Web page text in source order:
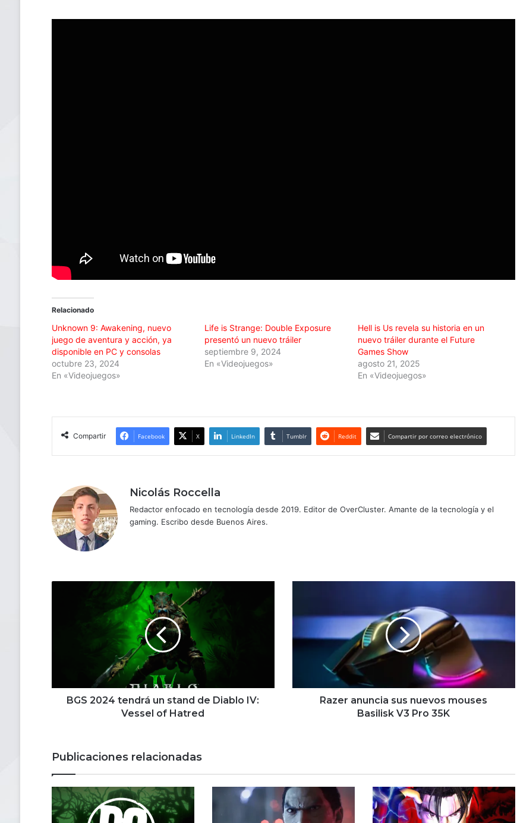
Relacionado
Unknown 9: Awakening, nuevo
juego de aventura y acción, ya
disponible en PC y consolas
octubre 23, 2024
En «Videojuegos»
Life is Strange: Double Exposure
presentó un nuevo tráiler
septiembre 9, 2024
En «Videojuegos»
Hell is Us revela su historia en un
nuevo tráiler durante el Future
Games Show
agosto 21, 2025
En «Videojuegos»
Compartir Facebook X LinkedIn Tumblr Reddit Compartir por correo electrónico
Nicolás Roccella
Redactor enfocado en tecnología desde 2019. Editor de OverCluster. Amante de la tecnología y el
gaming. Escribo desde Buenos Aires.
Vessel
BGS 2024 tendrá un stand de Diablo IV:
Vessel of Hatred
nuevos
mouses
35K
Razer anuncia sus nuevos mouses
Basilisk V3 Pro 35K
Publicaciones relacionadas